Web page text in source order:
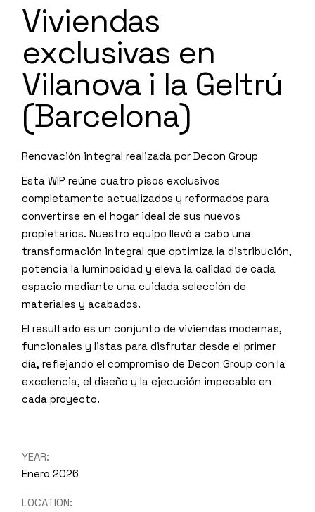
Viviendas
exclusivas en
Vilanova i la Geltrú
(Barcelona)
Renovación integral realizada por Decon Group
Esta WIP reúne cuatro pisos exclusivos
completamente actualizados y reformados para
convertirse en el hogar ideal de sus nuevos
propietarios. Nuestro equipo llevó a cabo una
transformación integral que optimiza la distribución,
potencia la luminosidad y eleva la calidad de cada
espacio mediante una cuidada selección de
materiales y acabados.
El resultado es un conjunto de viviendas modernas,
funcionales y listas para disfrutar desde el primer
día, reflejando el compromiso de Decon Group con la
excelencia, el diseño y la ejecución impecable en
cada proyecto.
YEAR:
Enero 2026
LOCATION: